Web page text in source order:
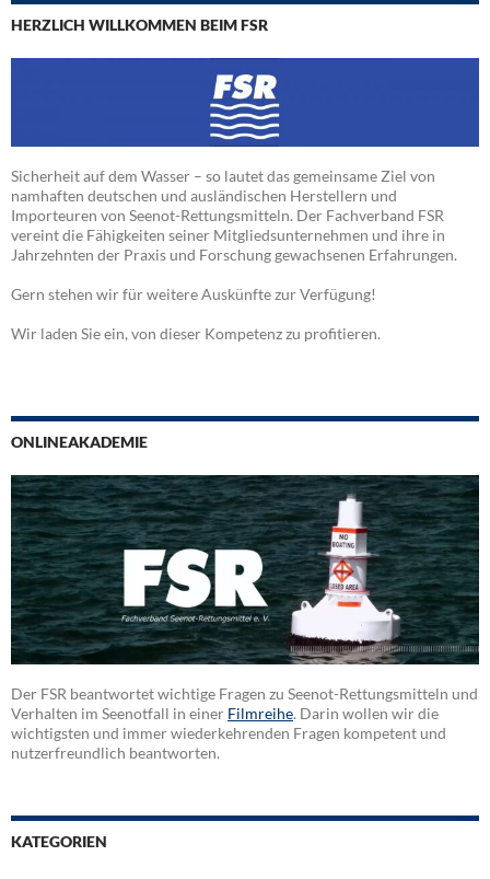
HERZLICH WILLKOMMEN BEIM FSR
Sicherheit auf dem Wasser – so lautet das gemeinsame Ziel von
namhaften deutschen und ausländischen Herstellern und
Importeuren von Seenot-Rettungsmitteln. Der Fachverband FSR
vereint die Fähigkeiten seiner Mitgliedsunternehmen und ihre in
Jahrzehnten der Praxis und Forschung gewachsenen Erfahrungen.
Gern stehen wir für weitere Auskünfte zur Verfügung!
Wir laden Sie ein, von dieser Kompetenz zu profitieren.
ONLINEAKADEMIE
Der FSR beantwortet wichtige Fragen zu Seenot-Rettungsmitteln und
Verhalten im Seenotfall in einer Filmreihe. Darin wollen wir die
wichtigsten und immer wiederkehrenden Fragen kompetent und
nutzerfreundlich beantworten.
KATEGORIEN